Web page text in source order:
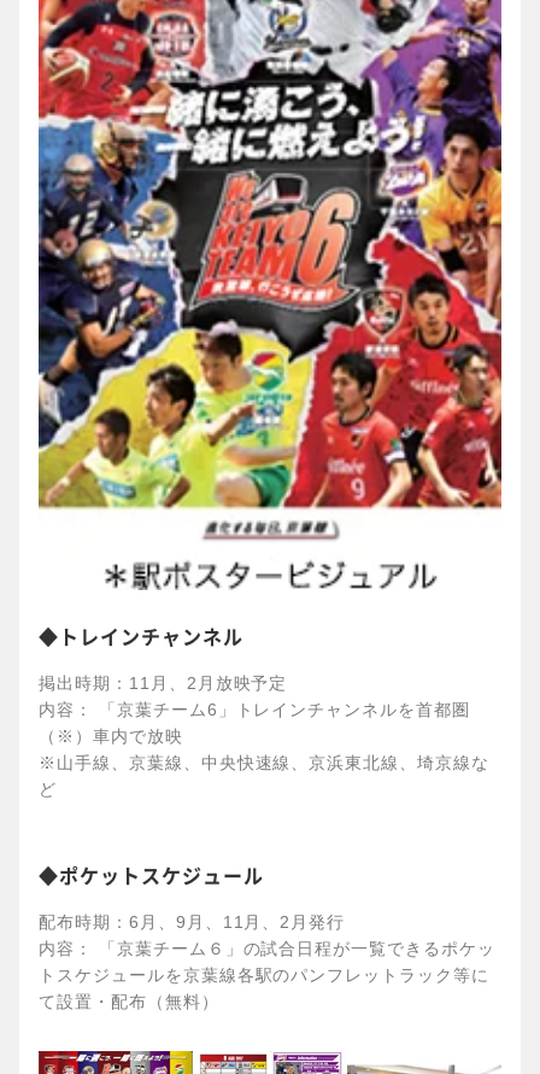
◆トレインチャンネル
掲出時期：11月、2月放映予定
内容： 「京葉チーム6」トレインチャンネルを首都圏
（※）車内で放映
※山手線、京葉線、中央快速線、京浜東北線、埼京線な
ど
◆ポケットスケジュール
配布時期：6月、9月、11月、2月発行
内容： 「京葉チーム６」の試合日程が一覧できるポケッ
トスケジュールを京葉線各駅のパンフレットラック等に
て設置・配布（無料）